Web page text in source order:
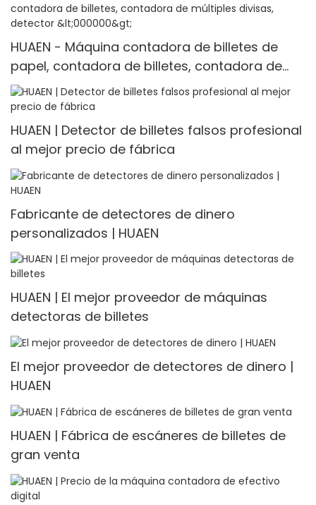
HUAEN - Máquina contadora de billetes de
papel, contadora de billetes, contadora de
múltiples divisas, detector <000000>
HUAEN | Detector de billetes falsos profesional
al mejor precio de fábrica
Fabricante de detectores de dinero
personalizados | HUAEN
HUAEN | El mejor proveedor de máquinas
detectoras de billetes
El mejor proveedor de detectores de dinero |
HUAEN
HUAEN | Fábrica de escáneres de billetes de
gran venta